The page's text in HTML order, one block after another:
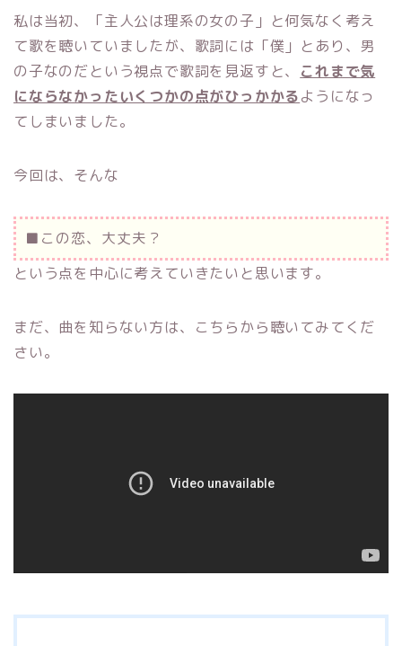
私は当初、「主人公は理系の女の子」と何気なく考え
て歌を聴いていましたが、歌詞には「僕」とあり、男
の子なのだという視点で歌詞を見返すと、 これまで気
にならなかったいくつかの点がひっかかるようになっ
てしまいました。
今回は、そんな
■この恋、大丈夫？
という点を中心に考えていきたいと思います。
まだ、曲を知らない方は、こちらから聴いてみてくだ
さい。